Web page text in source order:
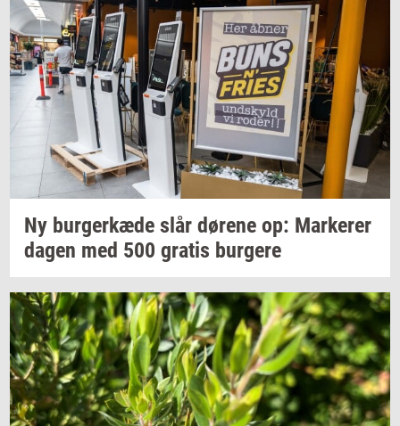
Ny bur­ger­kæ­de slår dø­re­ne op: Mar­ke­rer
dagen med 500 gra­tis bur­ge­re